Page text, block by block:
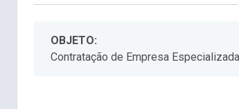
OBJETO:
Contratação de Empresa